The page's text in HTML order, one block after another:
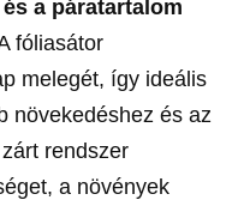
a páratartalom
fóliasátor
melegét, így ideális
növekedéshez és az
rendszer
a növények